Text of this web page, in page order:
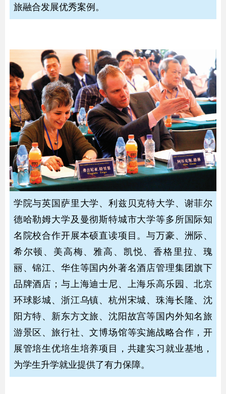
旅融合发展优秀案例。
学院与英国萨里大学、利兹贝克特大学、谢菲尔
德哈勒姆大学及曼彻斯特城市大学等多所国际知
名院校合作开展本硕直读项目。与万豪、洲际、
希尔顿、美高梅、雅高、凯悦、香格里拉、瑰
丽、锦江、华住等国内外著名酒店管理集团旗下
品牌酒店；与上海迪士尼、上海乐高乐园、北京
环球影城、浙江乌镇、杭州宋城、珠海长隆、沈
阳方特、新东方文旅、沈阳故宫等国内外知名旅
游景区、旅行社、文博场馆等实施战略合作，开
展管培生优培生培养项目，共建实习就业基地，
为学生升学就业提供了有力保障。